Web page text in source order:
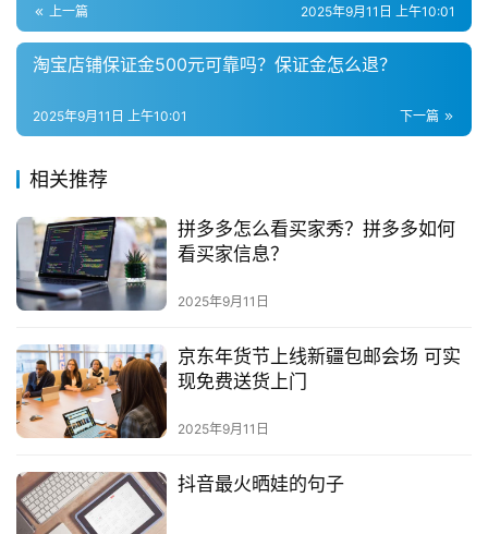
社
群
答
区
上一篇 2025年9月11日 上午10:01
淘宝店铺保证金500元可靠吗？保证金怎么退？
下一篇
2025年9月11日 上午10:01
相关推荐
拼多多怎么看买家秀？拼多多如何
看买家信息？
2025年9月11日
京东年货节上线新疆包邮会场 可实
现免费送货上门
2025年9月11日
抖音最火晒娃的句子